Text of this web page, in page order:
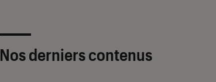
Nos derniers contenus